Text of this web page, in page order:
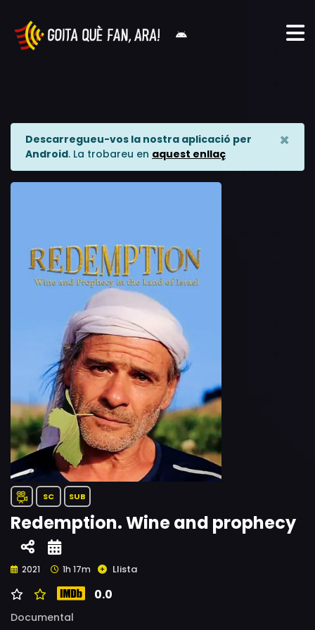
Descarregueu-vos la nostra aplicació per
Android. La trobareu en aquest enllaç
×
SC SUB
Redemption. Wine and prophecy
2021 1h 17m Llista
0.0
Documental